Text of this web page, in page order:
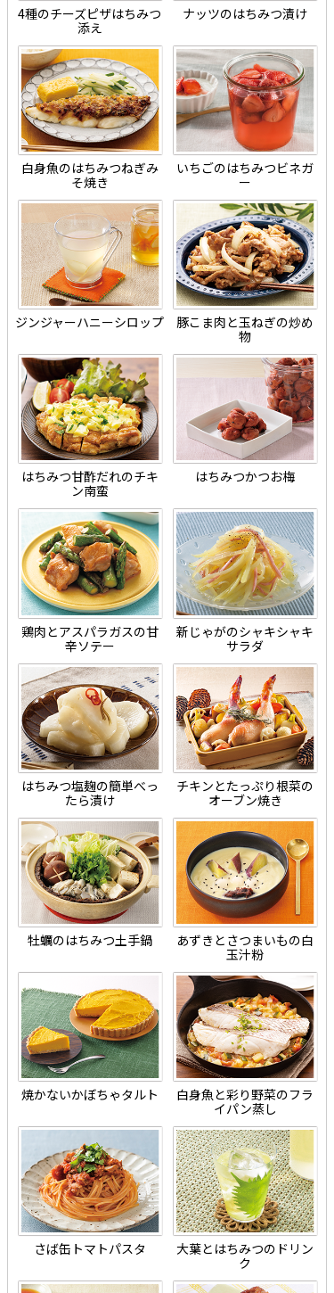
4種のチーズピザはちみつ
添え
ナッツのはちみつ漬け
白身魚のはちみつねぎみ
そ焼き
いちごのはちみつビネガ
ー
ジンジャーハニーシロップ
豚こま肉と玉ねぎの炒め
物
はちみつ甘酢だれのチキ
ン南蛮
はちみつかつお梅
鶏肉とアスパラガスの甘
辛ソテー
新じゃがのシャキシャキ
サラダ
はちみつ塩麹の簡単べっ
たら漬け
チキンとたっぷり根菜の
オーブン焼き
牡蠣のはちみつ土手鍋
あずきとさつまいもの白
玉汁粉
焼かないかぼちゃタルト
白身魚と彩り野菜のフラ
イパン蒸し
さば缶トマトパスタ
大葉とはちみつのドリン
ク